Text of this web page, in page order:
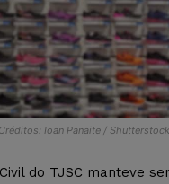
Créditos: Ioan Panaite /
do TJSC manteve